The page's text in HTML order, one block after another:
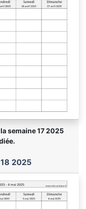
semaine 17 2025
2025